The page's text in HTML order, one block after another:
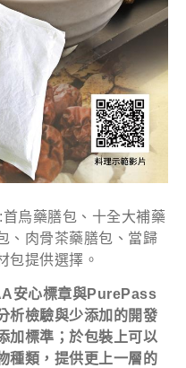
烏藥膳包、十全大補藥
、肉骨茶藥膳包、當歸
包提供選擇。
安心標章與PurePass
析檢驗與少添加的開發
加標準；於包裝上可以
種類，提供更上一層的